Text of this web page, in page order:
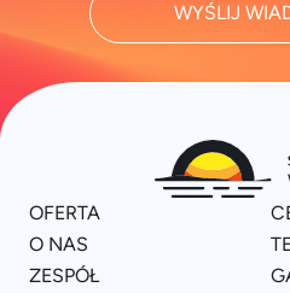
WYŚLIJ
OFERTA
O NAS
ZESPÓŁ